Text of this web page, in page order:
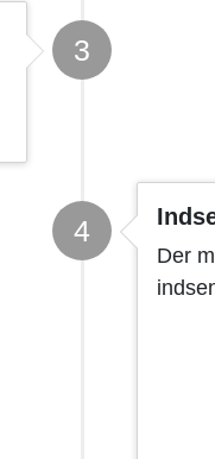
3
4
Der